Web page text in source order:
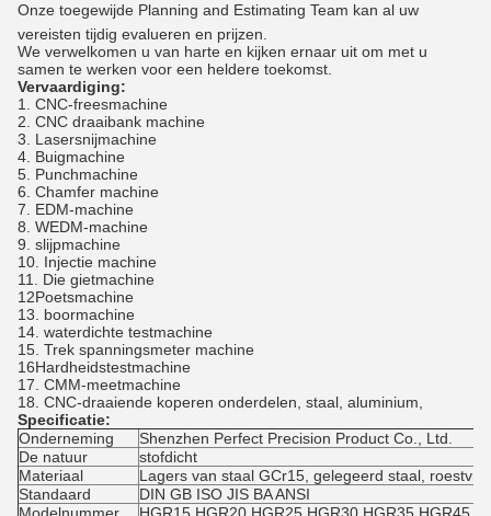
Onze toegewijde Planning and Estimating Team kan al uw
vereisten tijdig evalueren en prijzen.
We verwelkomen u van harte en kijken ernaar uit om met u
samen te werken voor een heldere toekomst.
Vervaardiging:
1. CNC-freesmachine
2. CNC draaibank machine
3. Lasersnijmachine
4. Buigmachine
5. Punchmachine
6. Chamfer machine
7. EDM-machine
8. WEDM-machine
9. slijpmachine
10. Injectie machine
11. Die gietmachine
12Poetsmachine
13. boormachine
14. waterdichte testmachine
15. Trek spanningsmeter machine
16Hardheidstestmachine
17. CMM-meetmachine
18. CNC-draaiende koperen onderdelen, staal, aluminium,
Specificatie:
Onderneming
Shenzhen Perfect Precision Product Co., Ltd.
De natuur
stofdicht
Materiaal
Lagers van staal GCr15, gelegeerd staal, roestvrij
Standaard
DIN GB ISO JIS BA ANSI